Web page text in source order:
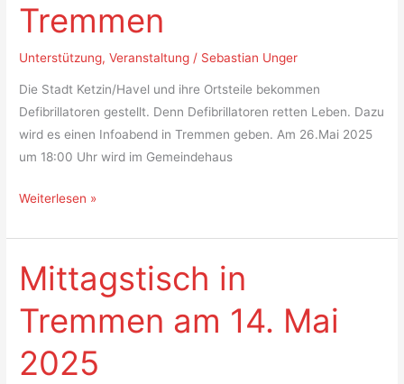
Tremmen
Unterstützung,Veranstaltung / Sebastian Unger
Die Stadt Ketzin/Havel und ihre Ortsteile bekommen
Defibrillatoren gestellt. Denn Defibrillatoren retten Leben. Dazu
wird es einen Infoabend in Tremmen geben. Am 26.Mai 2025
um 18:00 Uhr wird im Gemeindehaus
in
Tremmen
Weiterlesen »
Mittagstisch in
Tremmen am 14. Mai
2025
Mittagstisch
in
Tremmen
am
14.